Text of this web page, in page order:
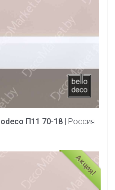
П11 70-18
| Россия
Акция!